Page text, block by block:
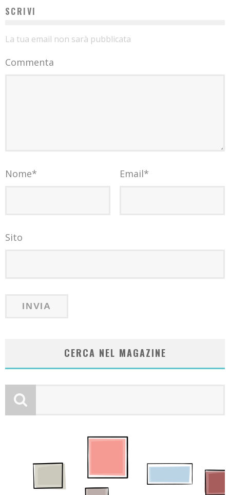
SCRIVI
La tua email non sarà pubblicata
Commenta
Nome* Email*
Sito
CERCA NEL MAGAZINE